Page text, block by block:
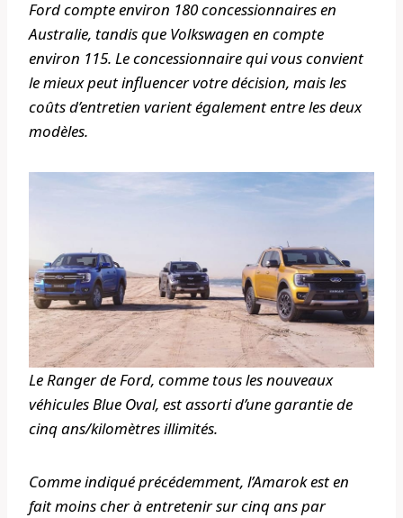
Ford compte environ 180 concessionnaires en
Australie, tandis que Volkswagen en compte
environ 115. Le concessionnaire qui vous convient
le mieux peut influencer votre décision, mais les
coûts d’entretien varient également entre les deux
modèles.
Le Ranger de Ford, comme tous les nouveaux
véhicules Blue Oval, est assorti d’une garantie de
cinq ans/kilomètres illimités.
Comme indiqué précédemment, l’Amarok est en
fait moins cher à entretenir sur cinq ans par